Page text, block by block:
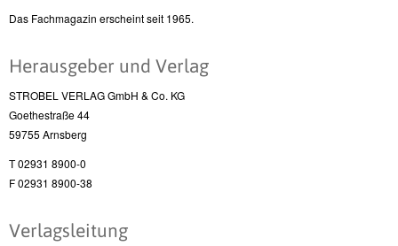
Das Fachmagazin erscheint seit 1965.
Herausgeber und Verlag
STROBEL VERLAG GmbH & Co. KG
Goethestraße 44
59755 Arnsberg
T 02931 8900-0
F 02931 8900-38
Verlagsleitung